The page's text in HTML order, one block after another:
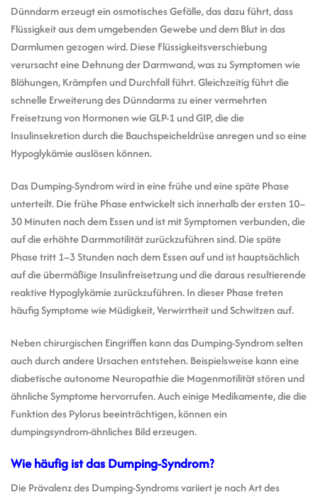
Dünndarm erzeugt ein osmotisches Gefälle, das dazu führt, dass
Flüssigkeit aus dem umgebenden Gewebe und dem Blut in das
Darmlumen gezogen wird. Diese Flüssigkeitsverschiebung
verursacht eine Dehnung der Darmwand, was zu Symptomen wie
Blähungen, Krämpfen und Durchfall führt. Gleichzeitig führt die
schnelle Erweiterung des Dünndarms zu einer vermehrten
Freisetzung von Hormonen wie GLP-1 und GIP, die die
Insulinsekretion durch die Bauchspeicheldrüse anregen und so eine
Hypoglykämie auslösen können.
Das Dumping-Syndrom wird in eine frühe und eine späte Phase
unterteilt. Die frühe Phase entwickelt sich innerhalb der ersten 10–
30 Minuten nach dem Essen und ist mit Symptomen verbunden, die
auf die erhöhte Darmmotilität zurückzuführen sind. Die späte
Phase tritt 1–3 Stunden nach dem Essen auf und ist hauptsächlich
auf die übermäßige Insulinfreisetzung und die daraus resultierende
reaktive Hypoglykämie zurückzuführen. In dieser Phase treten
häufig Symptome wie Müdigkeit, Verwirrtheit und Schwitzen auf.
Neben chirurgischen Eingriffen kann das Dumping-Syndrom selten
auch durch andere Ursachen entstehen. Beispielsweise kann eine
diabetische autonome Neuropathie die Magenmotilität stören und
ähnliche Symptome hervorrufen. Auch einige Medikamente, die die
Funktion des Pylorus beeinträchtigen, können ein
dumpingsyndrom-ähnliches Bild erzeugen.
Wie häufig ist das Dumping-Syndrom?
Die Prävalenz des Dumping-Syndroms variiert je nach Art des